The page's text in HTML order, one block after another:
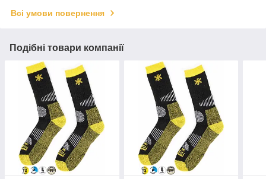
Всі умови повернення
Подібні товари компанії